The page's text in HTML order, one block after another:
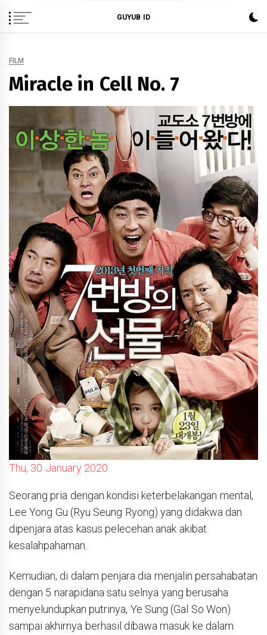
content
GUYUB ID
FILM
Miracle in Cell No. 7
Thu, 30 January 2020
Seorang pria dengan kondisi keterbelakangan mental,
Lee Yong Gu (Ryu Seung Ryong) yang didakwa dan
dipenjara atas kasus pelecehan anak akibat
kesalahpahaman.
Kemudian, di dalam penjara dia menjalin persahabatan
dengan 5 narapidana satu selnya yang berusaha
menyelundupkan putrinya, Ye Sung (Gal So Won)
sampai akhirnya berhasil dibawa masuk ke dalam